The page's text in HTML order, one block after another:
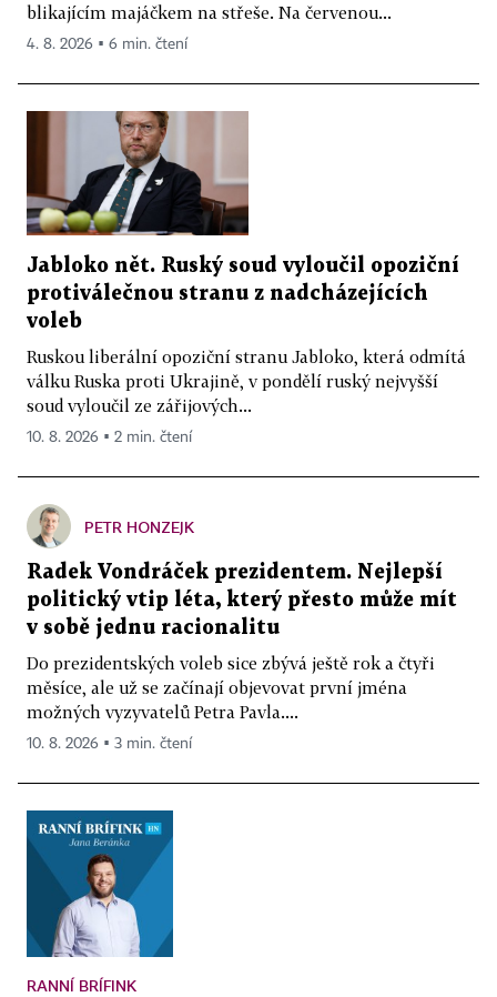
blikajícím majáčkem na střeše. Na červenou...
4. 8. 2026 ▪ 6 min. čtení
Jabloko nět. Ruský soud vyloučil opoziční
protiválečnou stranu z nadcházejících
voleb
Ruskou liberální opoziční stranu Jabloko, která odmítá
válku Ruska proti Ukrajině, v pondělí ruský nejvyšší
soud vyloučil ze zářijových...
10. 8. 2026 ▪ 2 min. čtení
PETR HONZEJK
Radek Vondráček prezidentem. Nejlepší
politický vtip léta, který přesto může mít
v sobě jednu racionalitu
Do prezidentských voleb sice zbývá ještě rok a čtyři
měsíce, ale už se začínají objevovat první jména
možných vyzyvatelů Petra Pavla....
10. 8. 2026 ▪ 3 min. čtení
RANNÍ BRÍFINK